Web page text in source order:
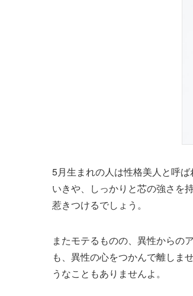
5月生まれの人は性格美人と呼
いきや、しっかりと芯の強さを
惹きつけるでしょう。
またモテるものの、異性からの
も、異性の心をつかんで離しま
うなこともありませんよ。